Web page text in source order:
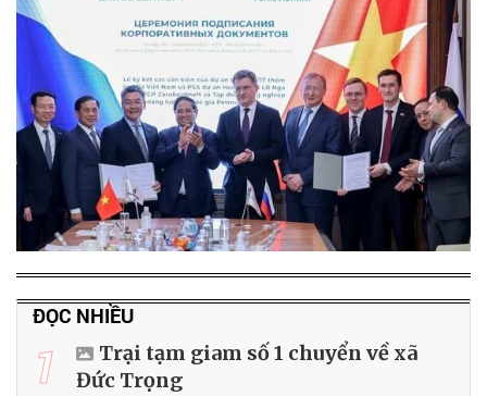
ĐỌC NHIỀU
1
Trại tạm giam số 1 chuyển về xã
Đức Trọng